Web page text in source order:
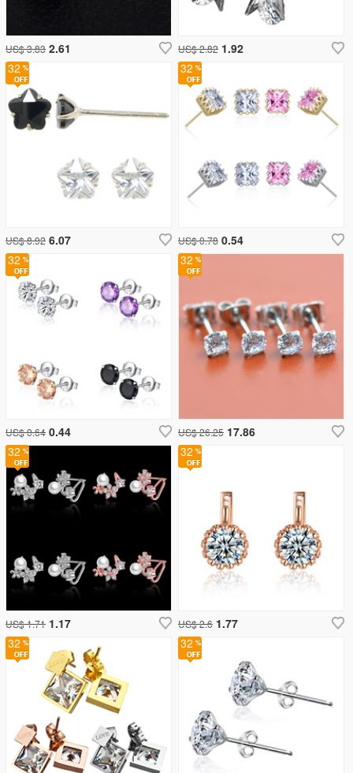
32
US$ 0.64 0.44
US$ 3.83 2.61
32
US$ 0.78 0.54
US$ 2.82 1.92
32
32
32
US$ 26.25 17.86
32
US$ 8.92 6.07
32
US$ 1.71 1.17
32
US$ 2.6 1.77